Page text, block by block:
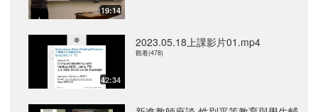
19:14
42:34
2023.05.18上課影片01.mp4
觀看(478)